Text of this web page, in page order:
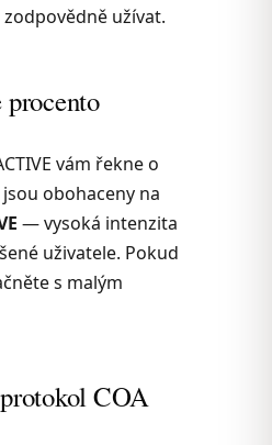
zodpovědně užívat.
vám řekne o
obohaceny na
— vysoká intenzita
uživatele. Pokud
s malým
COA